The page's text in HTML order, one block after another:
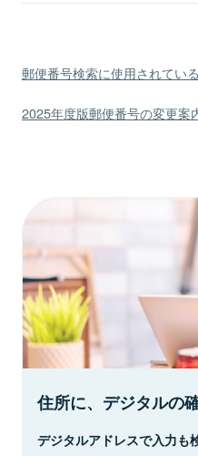
郵便番号検索に使用されてい
2025年度版郵便番号の変更案
住所に、デジタルの
デジタルアドレスで入力も